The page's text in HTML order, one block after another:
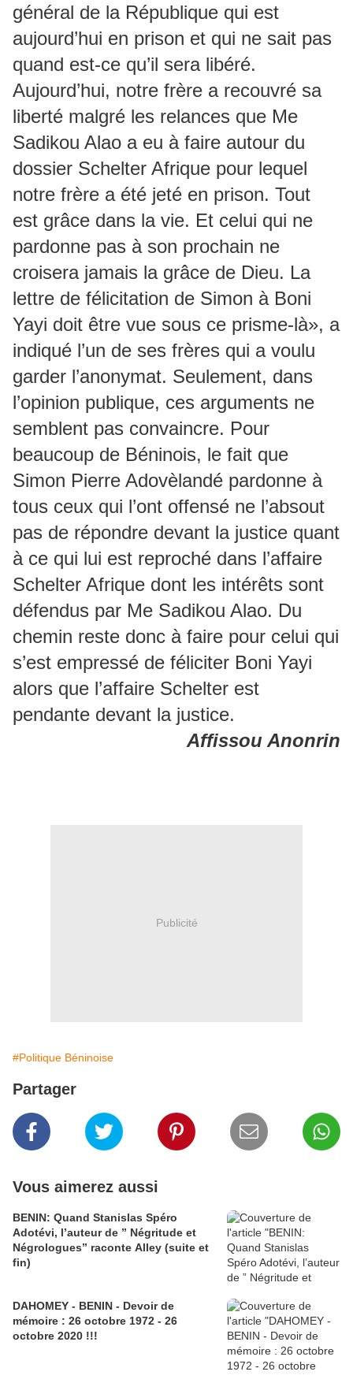
général de la République qui est
aujourd’hui en prison et qui ne sait pas
quand est-ce qu’il sera libéré.
Aujourd’hui, notre frère a recouvré sa
liberté malgré les relances que Me
Sadikou Alao a eu à faire autour du
dossier Schelter Afrique pour lequel
notre frère a été jeté en prison. Tout
est grâce dans la vie. Et celui qui ne
pardonne pas à son prochain ne
croisera jamais la grâce de Dieu. La
lettre de félicitation de Simon à Boni
Yayi doit être vue sous ce prisme-là», a
indiqué l’un de ses frères qui a voulu
garder l’anonymat. Seulement, dans
l’opinion publique, ces arguments ne
semblent pas convaincre. Pour
beaucoup de Béninois, le fait que
Simon Pierre Adovèlandé pardonne à
tous ceux qui l’ont offensé ne l’absout
pas de répondre devant la justice quant
à ce qui lui est reproché dans l’affaire
Schelter Afrique dont les intérêts sont
défendus par Me Sadikou Alao. Du
chemin reste donc à faire pour celui qui
s’est empressé de féliciter Boni Yayi
alors que l’affaire Schelter est
pendante devant la justice.
Affissou Anonrin
Publicité
#Politique Béninoise
Partager
Vous aimerez aussi
BENIN: Quand Stanislas Spéro
Adotévi, l’auteur de ” Négritude et
Négrologues” raconte Alley (suite et
fin)
DAHOMEY - BENIN - Devoir de
mémoire : 26 octobre 1972 - 26
octobre 2020 !!!